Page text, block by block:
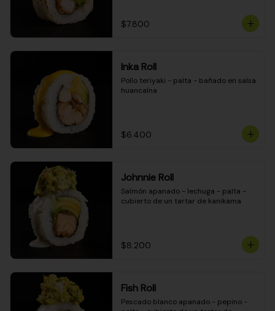
$7.800
Inka Roll
Pollo teriyaki - palta - bañado en salsa
huancaína
$6.400
Johnnie Roll
Salmón apanado - lechuga - palta -
cubierto de un tartar de kanikama
$8.200
Fish Roll
Pescado blanco apanado - pepino -